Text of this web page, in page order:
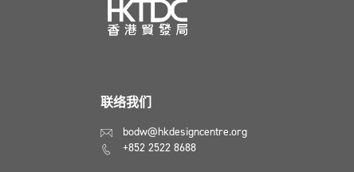
联络我们
bodw@hkdesigncentre.org
+852 2522 8688